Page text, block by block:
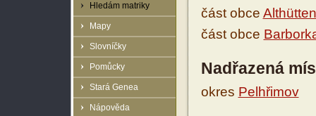
Hledám matriky
Mapy
Slovníčky
Pomůcky
Stará Genea
Nápověda
část obce Althütten
část obce
Nadřazená
okres Pelhřimov